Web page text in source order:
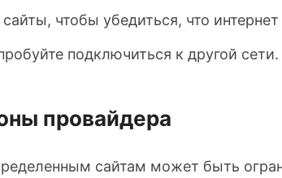
чтобы убедиться, что интернет
подключиться к другой сети.
провайдера
сайтам может быть